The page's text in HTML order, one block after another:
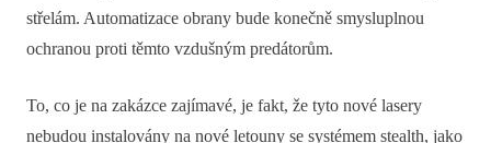
střelám. Automatizace obrany bude konečně smysluplnou
ochranou proti těmto vzdušným predátorům.
To, co je na zakázce zajímavé, je fakt, že tyto nové lasery
nebudou instalovány na nové letouny se systémem stealth, jako